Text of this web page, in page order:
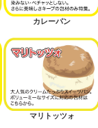
カレーパン
マリトッツォ